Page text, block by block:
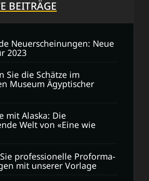
BEITRÄGE
Neuerscheinungen: Neue
2023
Sie die Schätze im
Museum Ägyptischer
mit Alaska: Die
Welt von «Eine wie
professionelle Proforma-
mit unserer Vorlage